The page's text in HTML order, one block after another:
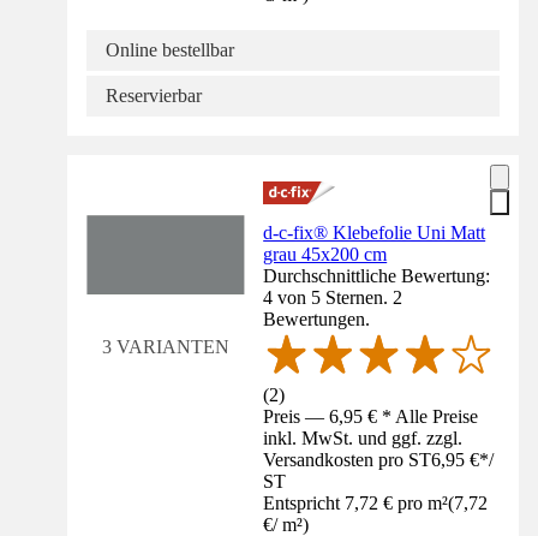
Online bestellbar
Reservierbar
3 VARIANTEN
d-c-fix® Klebefolie Uni Matt
grau 45x200 cm
Durchschnittliche Bewertung:
4 von 5 Sternen. 2
Bewertungen.
(2)
Preis — 6,95 € * Alle Preise
inkl. MwSt. und ggf. zzgl.
Versandkosten pro ST6,95 €*/
ST
Entspricht 7,72 € pro m²(7,72
€/ m²)